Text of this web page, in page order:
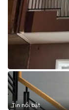
Tin nổi bật